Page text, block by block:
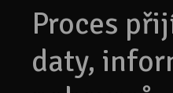
Proces
daty,